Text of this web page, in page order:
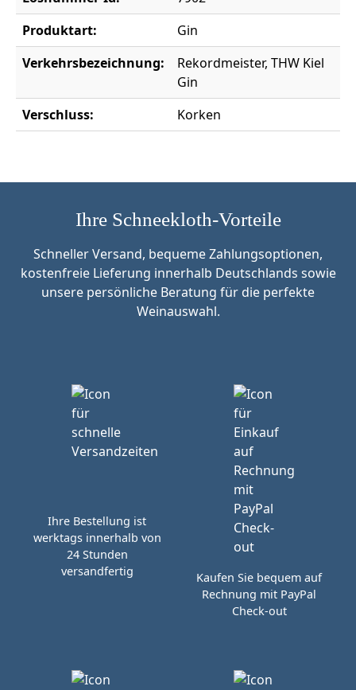
Produktart:
Gin
Verkehrsbezeichnung:
Rekordmeister, THW Kiel
Gin
Verschluss:
Korken
Ihre Schneekloth-Vorteile
Schneller Versand, bequeme Zahlungsoptionen,
kostenfreie Lieferung innerhalb Deutschlands sowie
unsere persönliche Beratung für die perfekte
Weinauswahl.
Ihre Bestellung ist
werktags innerhalb von
24 Stunden
versandfertig
Kaufen Sie bequem auf
Rechnung mit PayPal
Check-out